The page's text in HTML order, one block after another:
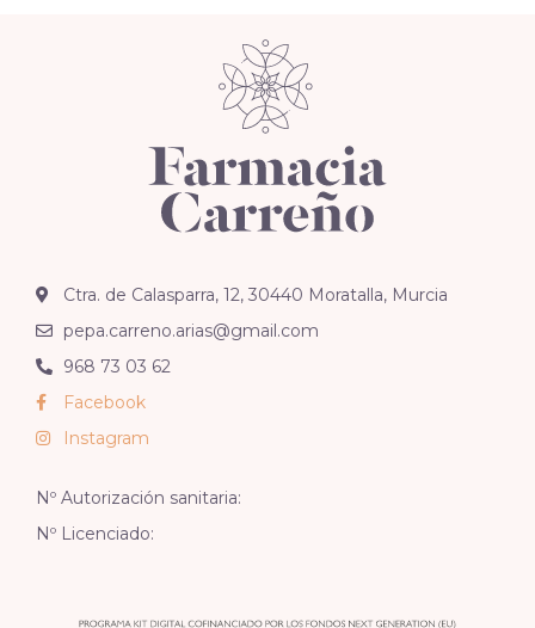
Ctra. de Calasparra, 12, 30440 Moratalla, Murcia
pepa.carreno.arias@gmail.com
968 73 03 62
Facebook
Instagram
Nº Autorización sanitaria:
Nº Licenciado: